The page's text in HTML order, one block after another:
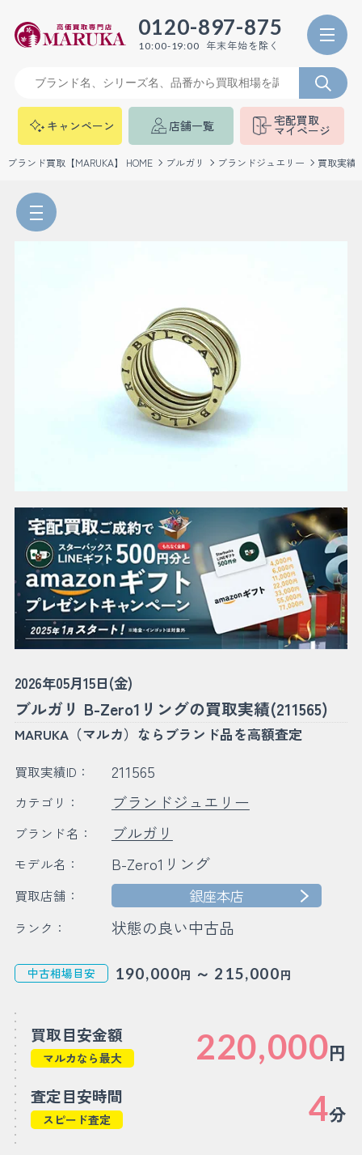
0120-897-875
10:00-19:00 年末年始を除く
キャンペーン 店舗一覧 宅配買取
マイページ
ブランド買取【MARUKA】 HOME ブルガリ ブランドジュエリー 買取実績
2026年05月15日(金)
ブルガリ B-Zero1リングの買取実績(211565)
MARUKA（マルカ）ならブランド品を高額査定
買取実績ID： 211565
カテゴリ： ブランドジュエリー
ブランド名： ブルガリ
モデル名： B-Zero1リング
買取店舗： 銀座本店
ランク： 状態の良い中古品
中古相場目安 190,000円 ～ 215,000円
買取目安金額
マルカなら最大 220,000円
査定目安時間
スピード査定 4分